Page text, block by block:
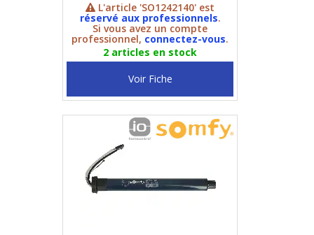
L'article 'SO1242140' est
réservé aux professionnels.
Si vous avez un compte
professionnel, connectez-vous.
2 articles en stock
Voir Fiche